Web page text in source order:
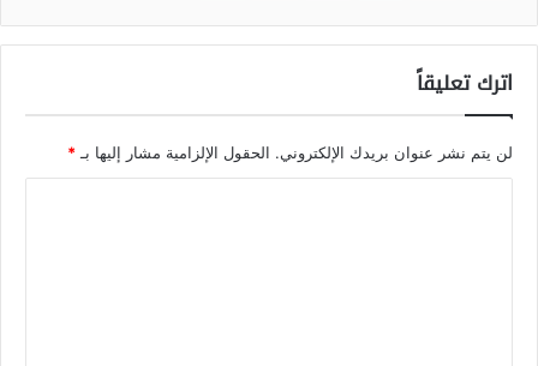
اترك تعليقاً
لن يتم نشر عنوان بريدك الإلكتروني. الحقول الإلزامية مشار إليها بـ *